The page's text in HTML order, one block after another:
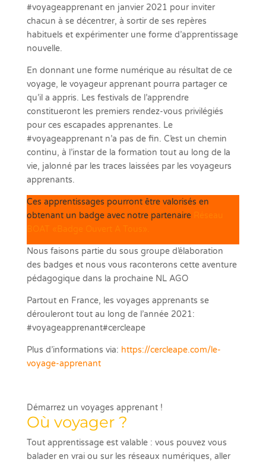
#voyageapprenant en janvier 2021 pour inviter
chacun à se décentrer, à sortir de ses repères
habituels et expérimenter une forme d’apprentissage
nouvelle.
En donnant une forme numérique au résultat de ce
voyage, le voyageur apprenant pourra partager ce
qu’il a appris. Les festivals de l’apprendre
constitueront les premiers rendez-vous privilégiés
pour ces escapades apprenantes. Le
#voyageapprenant n’a pas de fin. C’est un chemin
continu, à l’instar de la formation tout au long de la
vie, jalonné par les traces laissées par les voyageurs
apprenants.
Ces apprentissages pourront être valorisés en
obtenant un badge avec notre partenaireRéseau
Nous faisons partie du sous groupe d’élaboration
des badges et nous vous raconterons cette aventure
pédagogique dans la prochaine NL AGO
Partout en France, les voyages apprenants se
dérouleront tout au long de l’année 2021:
#voyageapprenant#cercleape
Plus d’informations via: https://cercleape.com/le-
voyage-apprenant
Démarrez un voyages apprenant !
Où voyager ?
Tout apprentissage est valable : vous pouvez vous
balader en vrai ou sur les réseaux numériques, aller